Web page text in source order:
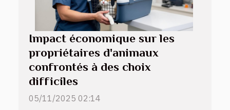
Impact économique sur les
propriétaires d'animaux
confrontés à des choix
difficiles
05/11/2025 02:14